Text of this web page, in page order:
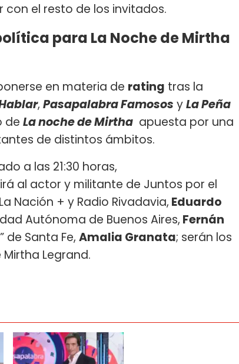
el resto de los invitados.
para La Noche de Mirtha
en materia de rating tras la
, Pasapalabra Famosos yLa Peña
de La noche de Mirtha apuesta por una
de distintos ámbitos.
a las 21:30 horas,
al actor y militante de Juntos por el
Nación + y Radio Rivadavia, Eduardo
Autónoma de Buenos Aires, Fernán
Santa Fe, Amalia Granata; serán los
Legrand.